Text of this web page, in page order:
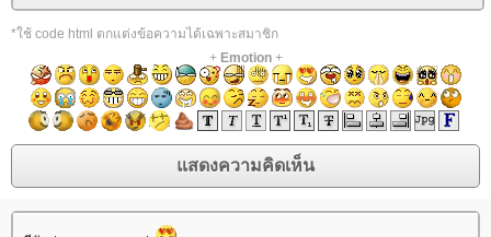
*ใช้ code html ตกแต่งข้อความได้เฉพาะสมาชิก
+ Emotion+